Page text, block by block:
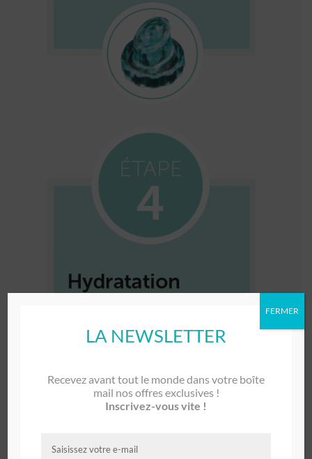
LA NEWSLETTER
Recevez avant tout le monde dans votre boîte
mail nos offres exclusives !
Inscrivez-vous vite !
FERMER